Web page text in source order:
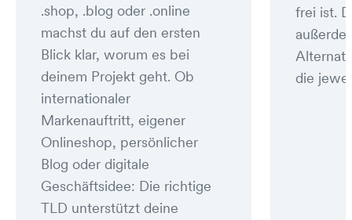
.shop, .blog oder .online
machst du auf den ersten
Blick klar, worum es bei
deinem Projekt geht. Ob
internationaler
Markenauftritt, eigener
Onlineshop, persönlicher
Blog oder digitale
Geschäftsidee: Die richtige
TLD unterstützt deine
frei ist.
die